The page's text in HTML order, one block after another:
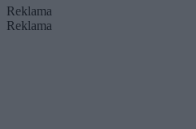
Reklama
Reklama